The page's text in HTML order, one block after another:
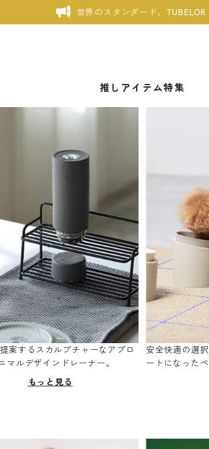
世界のスタンダード、
推しアイテム特集
案するスカルプチャーなアプロ
マルデザインドレーナー。
もっと見る
安全快適の選
ートになった